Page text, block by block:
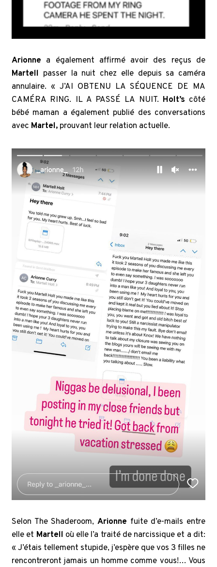
Arionne a également affirmé avoir des reçus de
Martell passer la nuit chez elle depuis sa caméra
annulaire. « J’AI OBTENU LA SÉQUENCE DE MA
CAMÉRA RING. IL A PASSÉ LA NUIT. Holt’s côté
bébé maman a également publié des conversations
avec Martel, prouvant leur relation actuelle.
Selon The Shaderoom, Arionne fuite d’e-mails entre
elle et Martell où elle l’a traité de narcissique et a dit:
« J’étais tellement stupide, j’espère que vos 3 filles ne
rencontreront jamais un homme comme vous!… Vous